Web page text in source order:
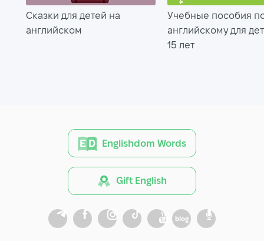
Сказки для детей на
английском
Учебные пособия
английскому для
15 лет
Englishdom Words
Gift English
blog